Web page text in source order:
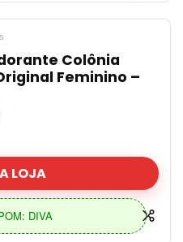
Colônia
Feminino –
LOJA
DIVA